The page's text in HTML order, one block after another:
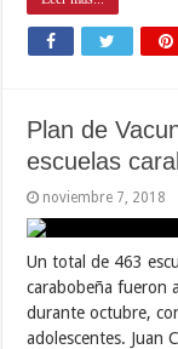
Plan de
escuelas
noviembre 7, 2018
Un total de 463
carabobeña fueron
durante octubre,
adolescentes. Juan